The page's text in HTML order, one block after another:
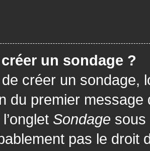
un sondage ?
créer un sondage,
du premier
Sondage sous
pas le